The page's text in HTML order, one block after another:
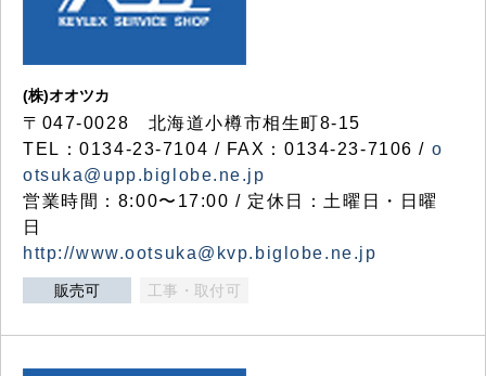
(株)オオツカ
〒047-0028 北海道小樽市相生町8-15
TEL：0134-23-7104 / FAX：0134-23-7106 / o
otsuka@upp.biglobe.ne.jp
営業時間：8:00〜17:00 / 定休日：土曜日・日曜
日
http://www.ootsuka@kvp.biglobe.ne.jp
販売可 工事・取付可